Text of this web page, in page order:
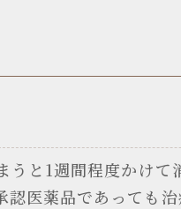
と1週間程度かけて
医薬品であっても治